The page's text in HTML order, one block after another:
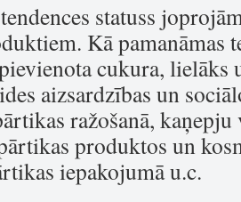
statuss
Kā pamanāmas
cukura, lielāks
aizsardzības un
ražošanā,
produktos un
iepakojumā u.c.